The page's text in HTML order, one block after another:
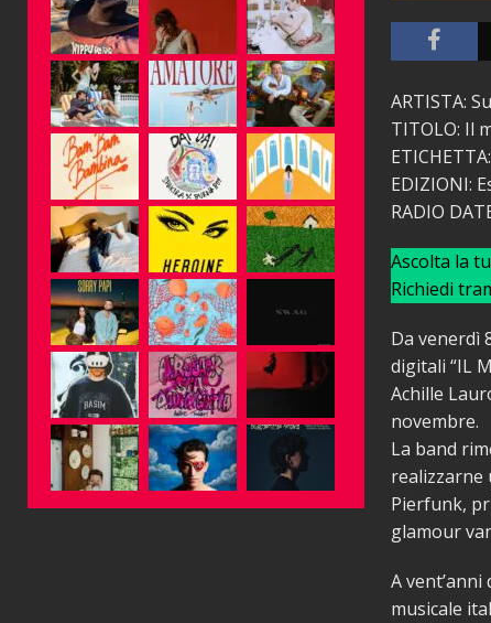
ARTISTA:
TITOLO: Il
EDIZIONI:
RADIO
Ascolta la
Richiedi
Da venerdì
digitali “IL
Achille
novembre.
La band
realizzarne
Pierfunk,
glamour
A
musicale